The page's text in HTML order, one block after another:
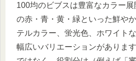
100均のビブスは豊富なカラー
の赤・青・黄・緑といった鮮や
テルカラー、蛍光色、ホワイト
幅広いバリエーションがありま